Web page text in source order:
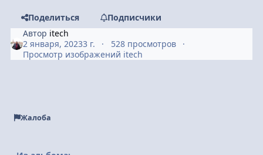
Поделиться
Подписчики
Автор itech
2 января, 20233 г.
528 просмотров
Просмотр изображений itech
Жалоба